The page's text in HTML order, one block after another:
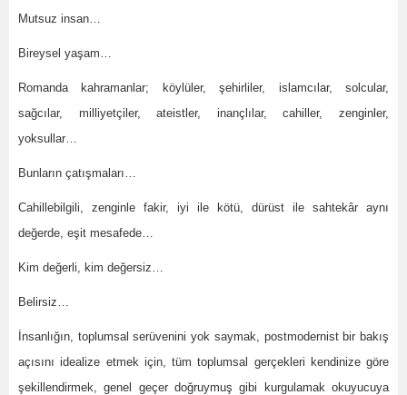
Mutsuz insan…
Bireysel yaşam…
Romanda kahramanlar; köylüler, şehirliler, islamcılar, solcular,
sağcılar, milliyetçiler, ateistler, inançlılar, cahiller, zenginler,
yoksullar…
Bunların çatışmaları…
Cahillebilgili, zenginle fakir, iyi ile kötü, dürüst ile sahtekâr aynı
değerde, eşit mesafede…
Kim değerli, kim değersiz…
Belirsiz…
İnsanlığın, toplumsal serüvenini yok saymak, postmodernist bir bakış
açısını idealize etmek için, tüm toplumsal gerçekleri kendinize göre
şekillendirmek, genel geçer doğruymuş gibi kurgulamak okuyucuya